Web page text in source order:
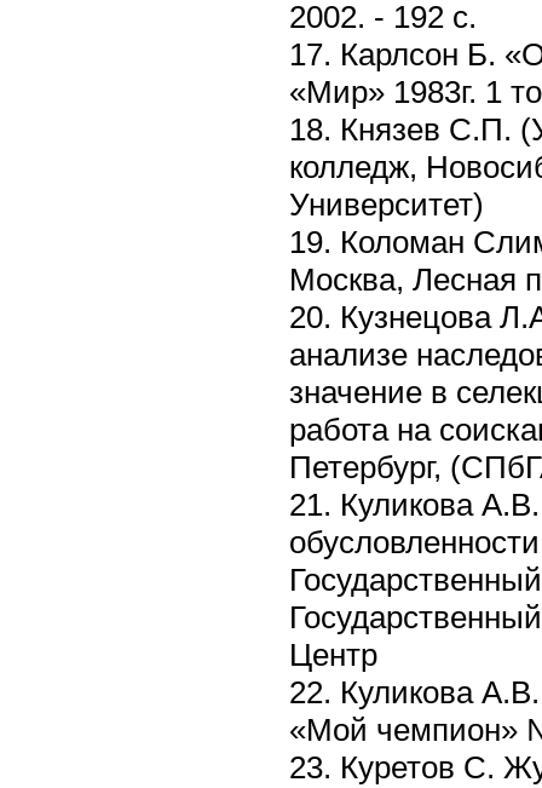
2002. - 192 c.
17. Карлсон Б.
«Мир» 1983г. 1
18. Князев С.П.
колледж,
Университет)
19. Коломан
Москва, Лесная
20. Кузнецова
анализе
значение в
работа на
Петербург,
21. Куликова
Центр
22. Куликова
«Мой чемпион»
23. Куретов С.